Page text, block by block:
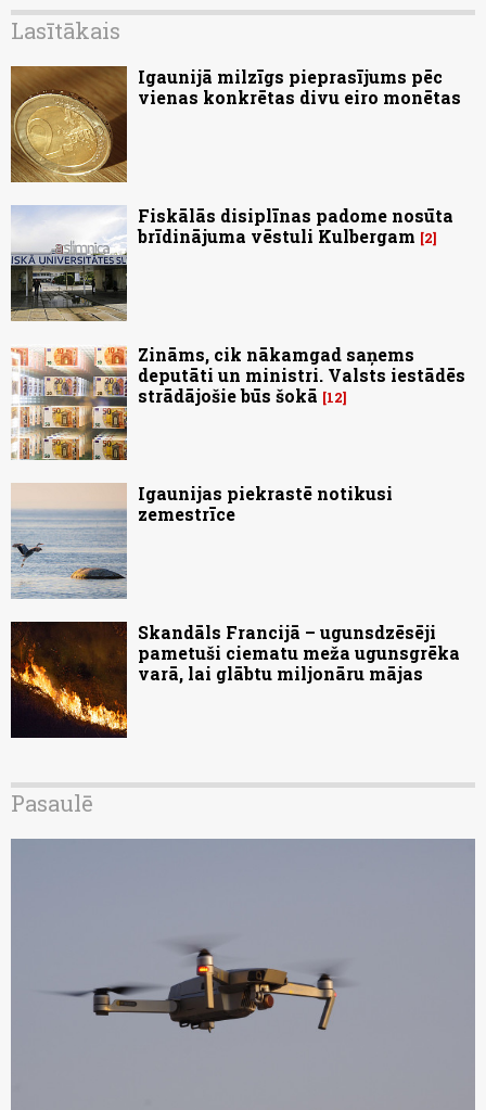
Lasītākais
Igaunijā milzīgs pieprasījums pēc
vienas konkrētas divu eiro monētas
Fiskālās disiplīnas padome nosūta
brīdinājuma vēstuli Kulbergam
2
Zināms, cik nākamgad saņems
deputāti un ministri. Valsts iestādēs
strādājošie būs šokā
12
Igaunijas piekrastē notikusi
zemestrīce
Skandāls Francijā – ugunsdzēsēji
pametuši ciematu meža ugunsgrēka
varā, lai glābtu miljonāru mājas
Pasaulē